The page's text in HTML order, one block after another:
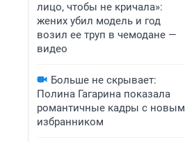
лицо, чтобы не кричала»:
жених убил модель и год
возил ее труп в чемодане —
видео
Больше не скрывает:
Полина Гагарина показала
романтичные кадры с новым
избранником